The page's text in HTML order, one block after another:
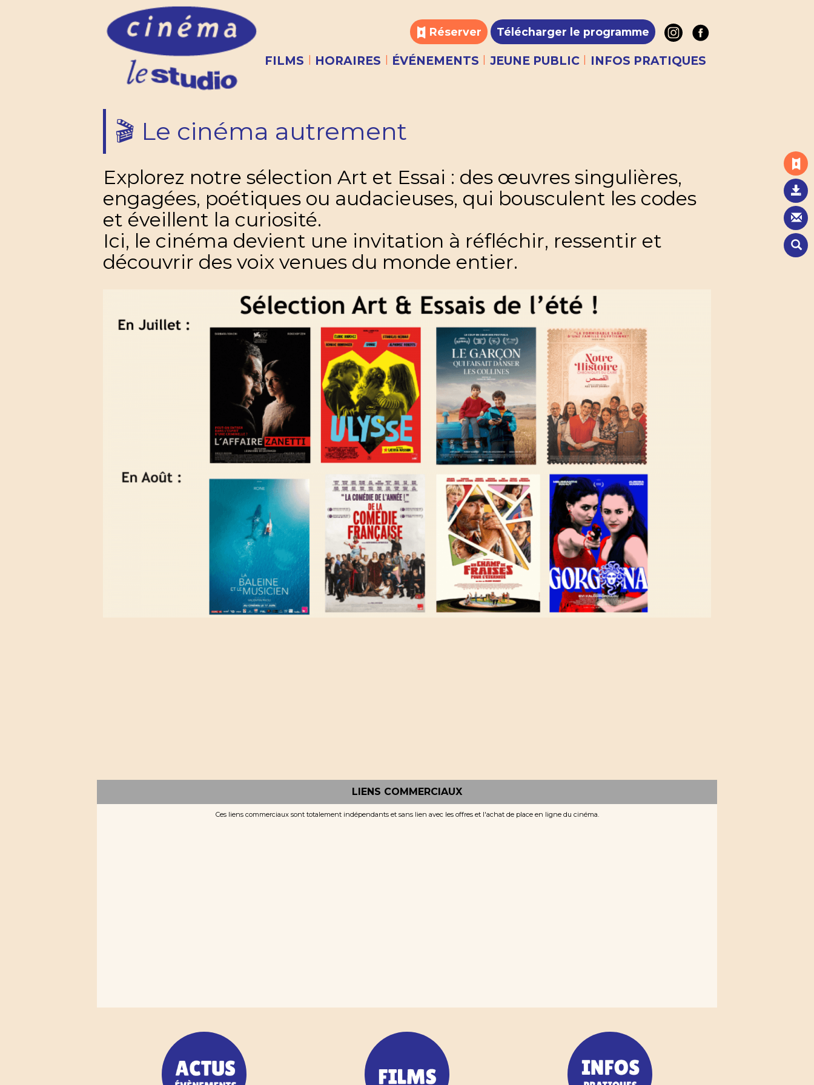
Réserver Télécharger le programme
FILMS | HORAIRES | ÉVÉNEMENTS | JEUNE PUBLIC | INFOS PRATIQUES
🎬 Le cinéma autrement
Explorez notre sélection Art et Essai : des œuvres singulières,
engagées, poétiques ou audacieuses, qui bousculent les codes
et éveillent la curiosité.
Ici, le cinéma devient une invitation à réfléchir, ressentir et
découvrir des voix venues du monde entier.
LIENS COMMERCIAUX
Ces liens commerciaux sont totalement indépendants et sans lien avec les offres et l'achat de place en ligne du cinéma.